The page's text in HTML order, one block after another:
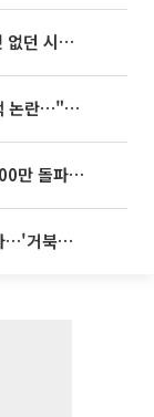
임영웅, 어느덧 데뷔 10주년⋯"가진 것 없던 시절, 내 앞엔 20명의 팬뿐"
김희철, '뒤집힌 태극기' 지적 후 정치색 논란…"좌우 떠나 우리나라 국기"
놀란 감독 '오디세이', 개봉 4일 만에 100만 돌파⋯'왕사남' 보다 빠르다
'불명' 문세윤, 故 터틀맨 빈자리 채웠다…'거북이' 눈물의 최종 우승